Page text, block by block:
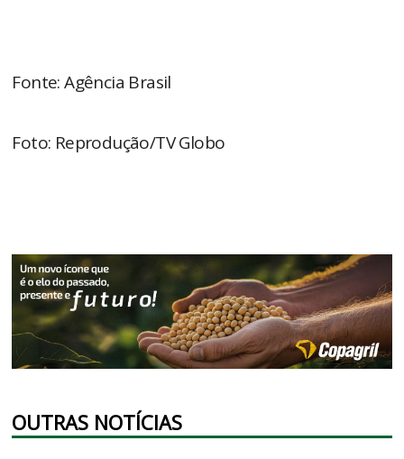
Fonte: Agência Brasil
Foto: Reprodução/TV Globo
OUTRAS NOTÍCIAS